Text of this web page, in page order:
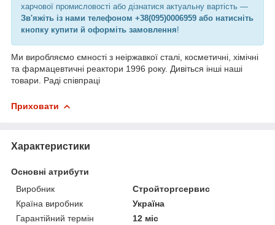
харчової промисловості або дізнатися актуальну вартість —
Зв'яжіть із нами телефоном +38(095)0006959 або натисніть
кнопку купити й оформіть замовлення!
Ми виробляємо ємності з неіржавкої сталі, косметичні, хімічні
та фармацевтичні реактори 1996 року. Дивіться інші наші
товари. Раді співпраці
Приховати
Характеристики
Основні атрибути
Виробник
Стройторгсервис
Країна виробник
Україна
Гарантійний термін
12 міс